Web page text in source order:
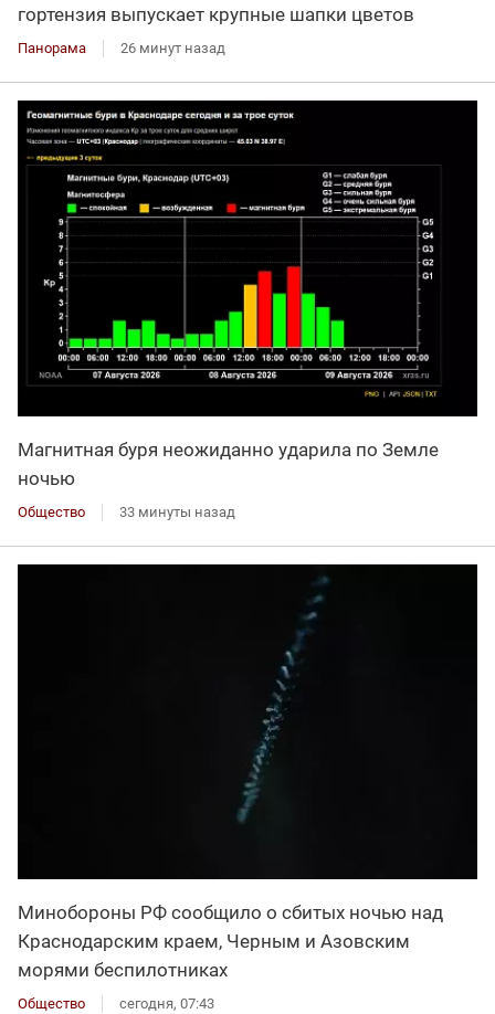
гортензия выпускает крупные шапки цветов
Панорама 26 минут назад
Магнитная буря неожиданно ударила по Земле
ночью
Общество 33 минуты назад
Минобороны РФ сообщило о сбитых ночью над
Краснодарским краем, Черным и Азовским
морями беспилотниках
Общество сегодня, 07:43